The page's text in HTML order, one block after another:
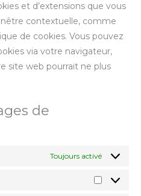
et d’extensions que vous
contextuelle, comme
de cookies. Vous pouvez
via votre navigateur,
site web pourrait ne plus
de
Toujours activé